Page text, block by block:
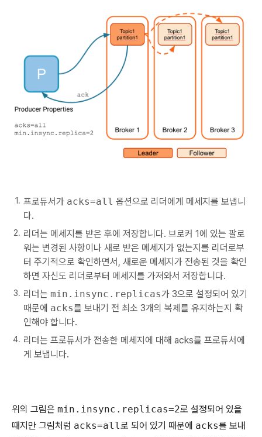
프로듀서가 acks=all 옵션으로 리더에게 메세지를 보냅니
다.
리더는 메세지를 받은 후에 저장합니다. 브로커 1에 있는 팔로
워는 변경된 사항이나 새로 받은 메세지가 없는지를 리더로부
터 주기적으로 확인하면서, 새로운 메세지가 전송된 것을 확인
하면 자신도 리더로부터 메세지를 가져와서 저장합니다.
리더는 min.insync.replicas가 3으로 설정되어 있기
때문에 acks를 보내기 전 최소 3개의 복제를 유지하는지 확
인해야 합니다.
리더는 프로듀서가 전송한 메세지에 대해 acks를 프로듀서에
게 보냅니다.
위의 그림은 min.insync.replicas=2로 설정되어 있을
때지만 그림처럼 acks=all로 되어 있기 때문에 acks를 보내